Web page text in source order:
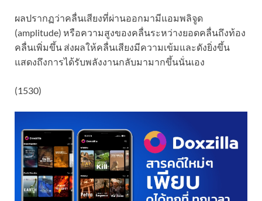
ผลปรากฏว่าคลื่นเสียงที่ผ่านออกมามีแอมพลิจูด
(amplitude) หรือความสูงของคลื่นระหว่างยอดคลื่นถึงท้อง
คลื่นเพิ่มขึ้น ส่งผลให้คลื่นเสียงมีความเข้มและดังยิ่งขึ้น
แสดงถึงการได้รับพลังงานกลับมามากขึ้นนั่นเอง
(1530)